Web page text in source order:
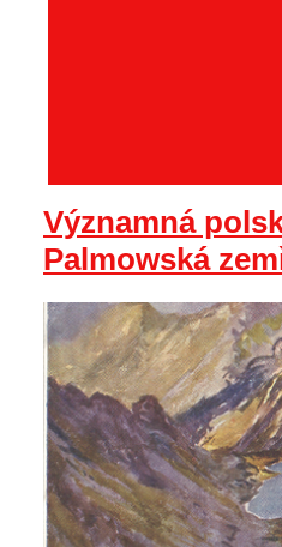
Významná
Palmowská